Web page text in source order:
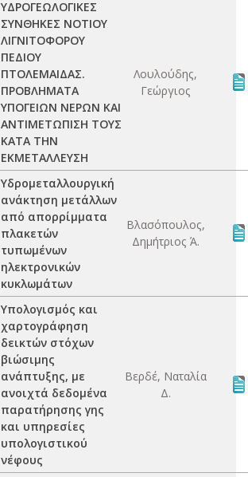
ΥΔΡΟΓΕΩΛΟΓΙΚΕΣ
ΣΥΝΘΗΚΕΣ ΝΟΤΙΟΥ
ΛΙΓΝΙΤΟΦΟΡΟΥ
ΠΕΔΙΟΥ
ΠΤΟΛΕΜΑΙΔΑΣ.
ΠΡΟΒΛΗΜΑΤΑ
ΥΠΟΓΕΙΩΝ ΝΕΡΩΝ ΚΑΙ
ΑΝΤΙΜΕΤΩΠΙΣΗ ΤΟΥΣ
ΚΑΤΑ ΤΗΝ
ΕΚΜΕΤΑΛΛΕΥΣΗ
Λουλούδης,
Γεώργιος
Υδρομεταλλουργική
ανάκτηση μετάλλων
από απορρίμματα
πλακετών
τυπωμένων
ηλεκτρονικών
κυκλωμάτων
Βλασόπουλος,
Δημήτριος Ά.
Υπολογισμός και
χαρτογράφηση
δεικτών στόχων
βιώσιμης
ανάπτυξης, με
ανοιχτά δεδομένα
παρατήρησης γης
και υπηρεσίες
υπολογιστικού
νέφους
Βερδέ, Ναταλία
Δ.